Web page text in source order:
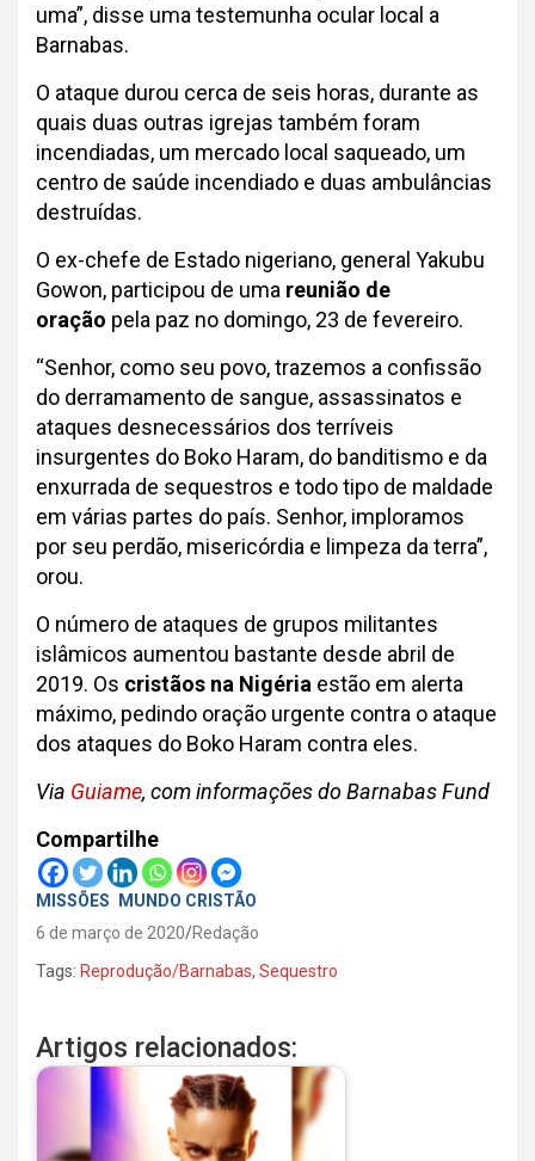
uma”, disse uma testemunha ocular local a
Barnabas.
O ataque durou cerca de seis horas, durante as
quais duas outras igrejas também foram
incendiadas, um mercado local saqueado, um
centro de saúde incendiado e duas ambulâncias
destruídas.
O ex-chefe de Estado nigeriano, general Yakubu
Gowon, participou de uma reunião de
oração pela paz no domingo, 23 de fevereiro.
“Senhor, como seu povo, trazemos a confissão
do derramamento de sangue, assassinatos e
ataques desnecessários dos terríveis
insurgentes do Boko Haram, do banditismo e da
enxurrada de sequestros e todo tipo de maldade
em várias partes do país. Senhor, imploramos
por seu perdão, misericórdia e limpeza da terra”,
orou.
O número de ataques de grupos militantes
islâmicos aumentou bastante desde abril de
2019. Os cristãos na Nigéria estão em alerta
máximo, pedindo oração urgente contra o ataque
dos ataques do Boko Haram contra eles.
Via Guiame, com informações do Barnabas Fund
Compartilhe
MISSÕES
MUNDO CRISTÃO
6 de março de 2020 Redação
Tags: Reprodução/Barnabas, Sequestro
Artigos relacionados: